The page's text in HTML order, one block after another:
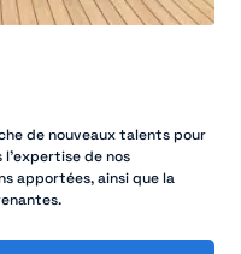
de nouveaux talents pour
de nos
apportées, ainsi que la